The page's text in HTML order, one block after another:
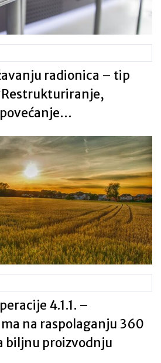
radionica – tip
4.1.1. –
na raspolaganju 360
biljnu proizvodnju